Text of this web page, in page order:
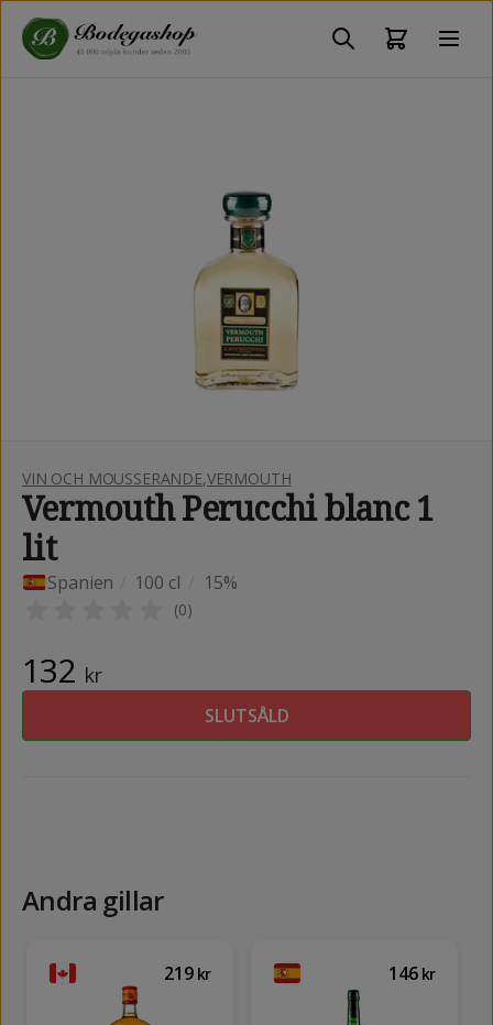
VIN OCH MOUSSERANDE,VERMOUTH
Vermouth Perucchi blanc 1
lit
Spanien 100 cl 15%
(0)
132 kr
SLUTSÅLD
Andra gillar
219 kr 146 kr